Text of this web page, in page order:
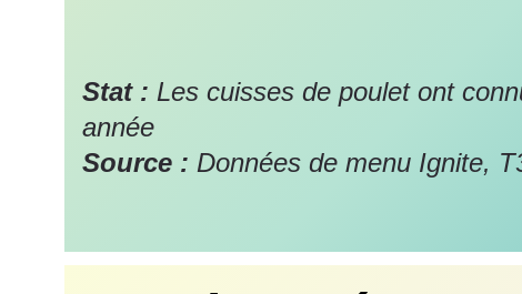
Stat : Les cuisses de poulet ont
année
Source : Données de menu Ignite,